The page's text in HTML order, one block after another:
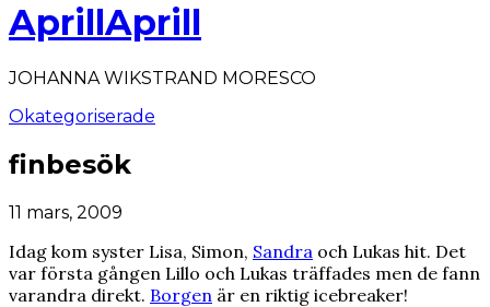
AprillAprill
JOHANNA WIKSTRAND MORESCO
Okategoriserade
finbesök
11 mars, 2009
Idag kom syster Lisa, Simon, Sandra och Lukas hit. Det
var första gången Lillo och Lukas träffades men de fann
varandra direkt. Borgen är en riktig icebreaker!